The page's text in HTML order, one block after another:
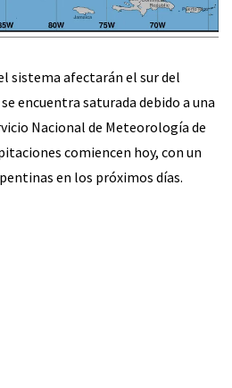
sistema afectarán el sur del
encuentra saturada debido a una
Nacional de Meteorología de
comiencen hoy, con un
en los próximos días.